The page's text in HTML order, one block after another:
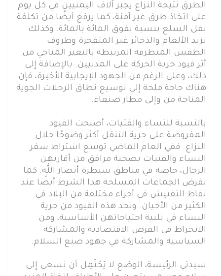
الطرق نتيجة النزاع يجبر آلاف اليمنيين في كل يوم
على اتخاذ طرق غير آمنة، كما يرفع أيضًا من تكلفة
نقل السلع بنسبة تفوق المائة بالمائة. وكذلك
تزيد الألغام والذخائر غير المتفجرة وظروف
الطقس المتطرفة المرتبطة بالتغير المناخي من
أثر قيود حرية الحركة على المدنيين. بالإضافة إلى
ذلك، وعلى الرغم من الجهود الإيجابية الأخيرة، فإن
هناك حاجة ملحة إلى توسيع نطاق الرحلات الجوية
المتاحة من وإلى مطار صنعاء.
بالنسبة للنساء والفتيات، أصبحت القيود
المفروضة على حرية التنقل أكثر وضوحًا خلال
النزاع. ففي العام الماضي توسع اشتراط سفر
النساء والفتيات بصحبة مرافق من أقاربهن
الرجال، خاصة في مناطق سيطرة أنصار الله. كما
تفرض الجماعات المسلحة هذا الشرط أيضًا عند
نقاط التفتيش في أجزاء مختلفة من البلاد في
الكثير من الأحيان. وتحد هذه القيود من حرية
النساء في تلبية احتياجاتهن الأساسية، ومن
الانخراط في الفرص الاقتصادية والمشاركة
السياسية والمشاركة في جهود صنع السلام.
سيدتي الرئيسة، الوضع لا يَحْتَمِل أن نسعى إلى